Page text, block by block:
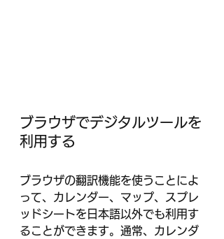
ブラウザでデジタルツールを
利用する
ブラウザの翻訳機能を使うことによ
って、カレンダー、マップ、スプレ
ッドシートを日本語以外でも利用す
ることができます。通常、カレンダ